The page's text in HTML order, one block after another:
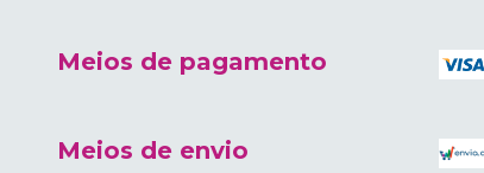
Meios de pagamento
Meios de envio